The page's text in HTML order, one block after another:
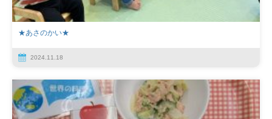
★あさのかい★
2024.11.18